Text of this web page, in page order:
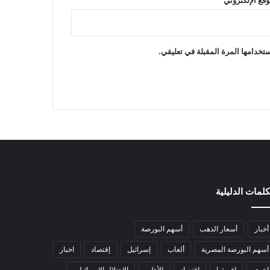
المرة المقبلة في تعليقي.
الدليلية
أخبار أسعار الذهب أسهم البورصة
أسهم البورصة المصرية ألعاب إسرائيل إقتصاد اخبار